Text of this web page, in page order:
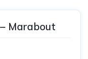
Marabout